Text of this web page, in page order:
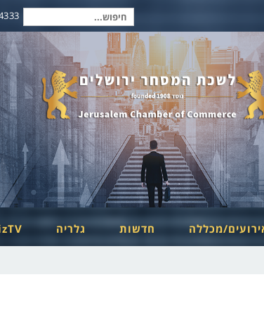
חיפוש
עבור:
מכללה חדשות גלריה